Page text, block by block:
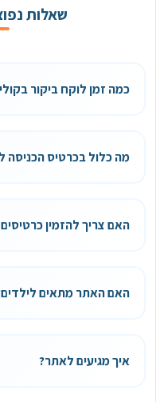
שאלות
כמה זמן לוקח ביקור
מה כלול בכרטיס הכניסה
האם צריך להזמין
האם האתר מתאים
איך מגיעים לאתר?